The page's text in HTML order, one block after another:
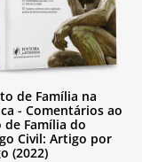
de Família na
- Comentários ao
de Família do
Civil: Artigo por
(2022)